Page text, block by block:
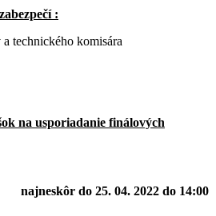
:
technického komisára
na usporiadanie finálových
04. 2022 do 14:00